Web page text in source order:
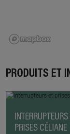
PRODUITS ET
INTERRUPTEURS
PRISES CÉLIANE